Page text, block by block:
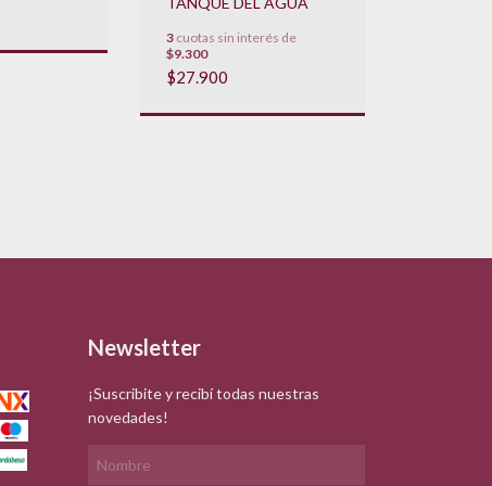
3cuotas sin interés de
$9.300
$27.900
Newsletter
¡Suscribite y recibí todas nuestras
novedades!